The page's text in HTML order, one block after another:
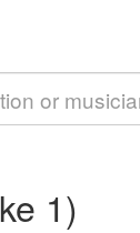
1)